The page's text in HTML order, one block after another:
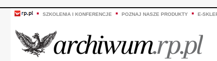
SZKOLENIA I KONFERENCJE POZNAJ NASZE PRODUKTY E-